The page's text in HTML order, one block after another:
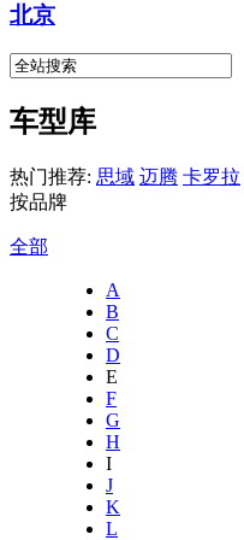
北京
车型库
热门推荐: 思域 迈腾 卡罗拉
按品牌
全部
A
B
C
D
E
F
G
H
I
J
K
L